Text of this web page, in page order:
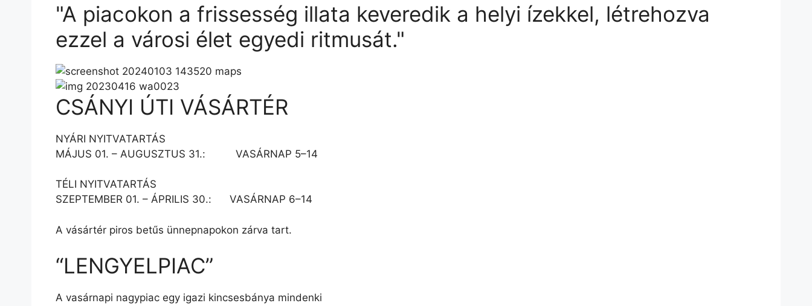
"A piacokon a frissesség illata keveredik a helyi ízekkel, létrehozva
ezzel a városi élet egyedi ritmusát."
CSÁNYI ÚTI VÁSÁRTÉR
NYÁRI NYITVATARTÁS
MÁJUS 01. – AUGUSZTUS 31.: VASÁRNAP 5–14
TÉLI NYITVATARTÁS
SZEPTEMBER 01. – ÁPRILIS 30.: VASÁRNAP 6–14
A vásártér piros betűs ünnepnapokon zárva tart.
“LENGYELPIAC”
A vasárnapi nagypiac egy igazi kincsesbánya mindenki